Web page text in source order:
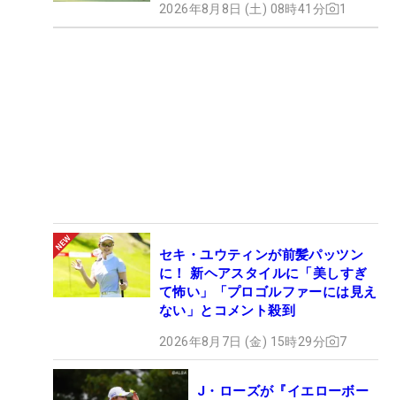
2026年8月8日 (土) 08時41分 1
セキ・ユウティンが前髪パッツン
に！ 新ヘアスタイルに「美しすぎ
て怖い」「プロゴルファーには見え
ない」とコメント殺到
2026年8月7日 (金) 15時29分 7
J・ローズが『イエローボー